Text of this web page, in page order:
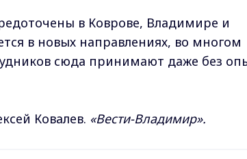
в Коврове, Владимире и
в новых направлениях, во многом
сюда принимают даже без
Ковалев. «Вести-Владимир».